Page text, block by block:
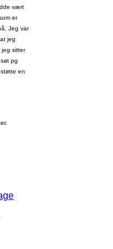
vært
er
Jeg var
jeg
jeg sitter
pg
en